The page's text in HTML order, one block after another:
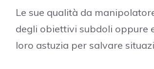
Le sue qualità da
degli obiettivi subdoli oppure
loro astuzia per salvare